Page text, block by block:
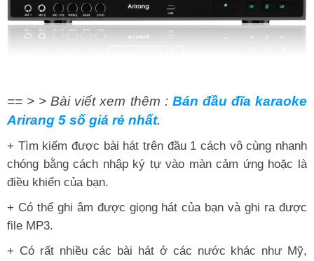
== > > Bài viết xem thêm : Bán đầu đĩa karaoke
Arirang 5 số giá rẻ nhất.
+ Tìm kiếm được bài hát trên đầu 1 cách vô cùng nhanh
chóng bằng cách nhập ký tự vào màn cảm ứng hoặc là
điều khiển của bạn.
+ Có thể ghi âm được giọng hát của bạn và ghi ra được
file MP3.
+ Có rất nhiều các bài hát ở các nước khác như Mỹ,